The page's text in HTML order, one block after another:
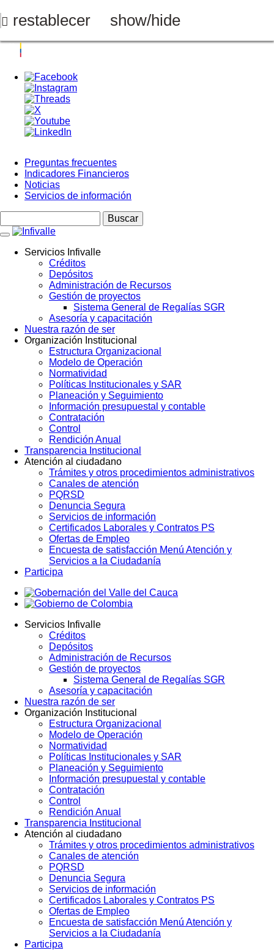
al
contenido
principal
restablecer show/hide
Menú
Preguntas frecuentes
Indicadores Financieros
Noticias
Servicios de información
navigation
Servicios Infivalle
Créditos
Depósitos
Administración de Recursos
Gestión de proyectos
Sistema General de Regalías SGR
Asesoría y capacitación
Nuestra razón de ser
Organización Institucional
Estructura Organizacional
Modelo de Operación
Normatividad
Políticas Institucionales y SAR
Planeación y Seguimiento
Información presupuestal y contable
Contratación
Control
Rendición Anual
Transparencia Institucional
Atención al ciudadano
Trámites y otros procedimientos administrativos
Canales de atención
PQRSD
Denuncia Segura
Servicios de información
Certificados Laborales y Contratos PS
Ofertas de Empleo
Encuesta de satisfacción Menú Atención y
Servicios a la Ciudadanía
Participa
navigation
Servicios Infivalle
Créditos
Depósitos
Administración de Recursos
Gestión de proyectos
Sistema General de Regalías SGR
Asesoría y capacitación
Nuestra razón de ser
Organización Institucional
Estructura Organizacional
Modelo de Operación
Normatividad
Políticas Institucionales y SAR
Planeación y Seguimiento
Información presupuestal y contable
Contratación
Control
Rendición Anual
Transparencia Institucional
Atención al ciudadano
Trámites y otros procedimientos administrativos
Canales de atención
PQRSD
Denuncia Segura
Servicios de información
Certificados Laborales y Contratos PS
Ofertas de Empleo
Encuesta de satisfacción Menú Atención y
Servicios a la Ciudadanía
Participa